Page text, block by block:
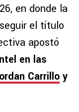
en donde la
el título
apostó
en las
Carrillo y